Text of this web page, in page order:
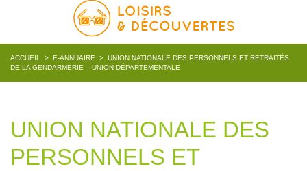
ACCUEIL > E-ANNUAIRE > UNION NATIONALE DES PERSONNELS ET RETRAITÉS
DE LA GENDARMERIE – UNION DÉPARTEMENTALE
UNION NATIONALE DES
PERSONNELS ET